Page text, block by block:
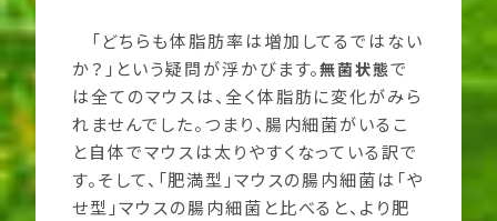
「どちらも体脂肪率は増加してるではない
か？」という疑問が浮かびます。無菌状態で
は全てのマウスは、全く体脂肪に変化がみら
れませんでした。つまり、腸内細菌がいるこ
と自体でマウスは太りやすくなっている訳で
す。そして、「肥満型」マウスの腸内細菌は「や
せ型」マウスの腸内細菌と比べると、より肥